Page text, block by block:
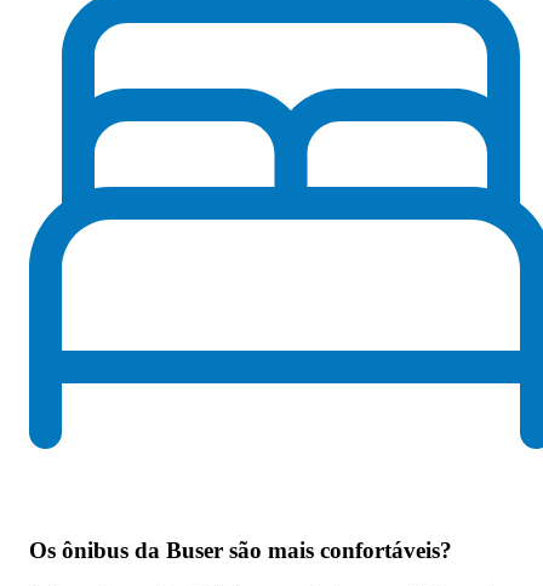
Os ônibus da Buser são mais confortáveis?